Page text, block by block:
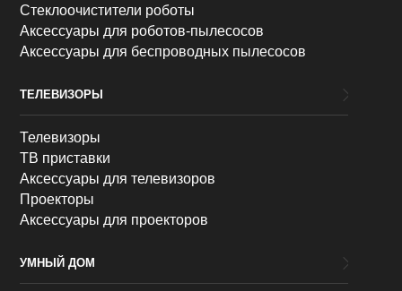
Стеклоочистители роботы
Аксессуары для роботов-пылесосов
Аксессуары для беспроводных пылесосов
ТЕЛЕВИЗОРЫ
Телевизоры
ТВ приставки
Аксессуары для телевизоров
Проекторы
Аксессуары для проекторов
УМНЫЙ ДОМ